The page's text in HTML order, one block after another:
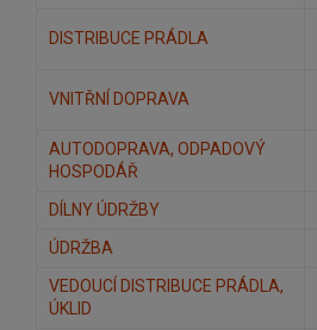
DISTRIBUCE PRÁDLA
VNITŘNÍ DOPRAVA
AUTODOPRAVA, ODPADOVÝ
HOSPODÁŘ
DÍLNY ÚDRŽBY
ÚDRŽBA
VEDOUCÍ DISTRIBUCE PRÁDLA,
ÚKLID